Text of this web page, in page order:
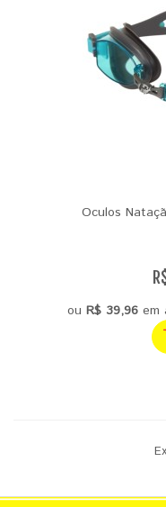
Oculos
ou R$ 39,96em